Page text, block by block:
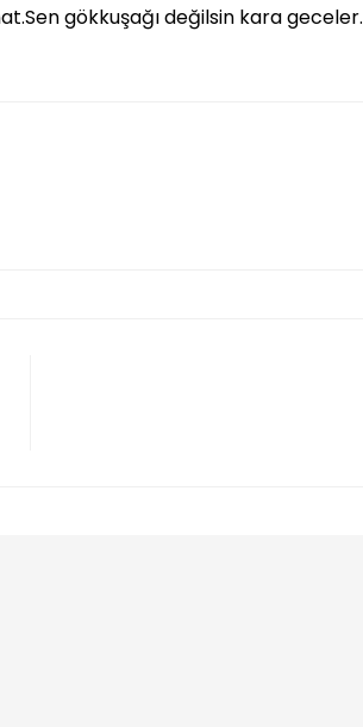
gökkuşağı değilsin kara geceler.